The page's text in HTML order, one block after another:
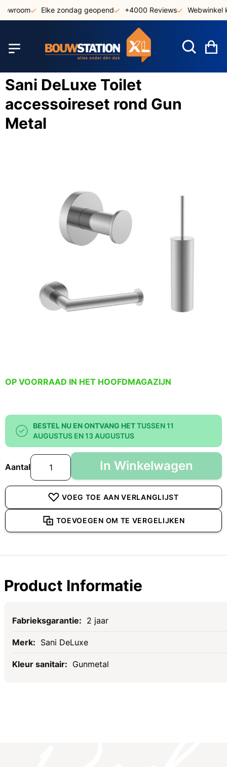
naar
Elke zondag geopend +4000 Reviews Webwinkel
Sani DeLuxe Toilet
accessoireset rond Gun
Metal
OP VOORRAAD IN HET HOOFDMAGAZIJN
BESTEL NU EN ONTVANG HETTUSSEN 11
AUGUSTUS EN 13 AUGUSTUS
Aantal In Winkelwagen
VOEG TOE AAN VERLANGLIJST
TOEVOEGEN OM TE VERGELIJKEN
Product Informatie
Specificaties
2 jaar
Sani DeLuxe
Gunmetal